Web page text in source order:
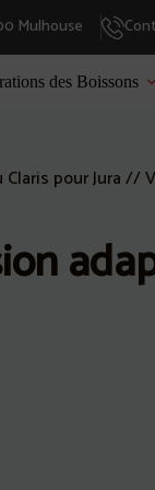
Mulhouse
des Boissons
Claris pour Jura //